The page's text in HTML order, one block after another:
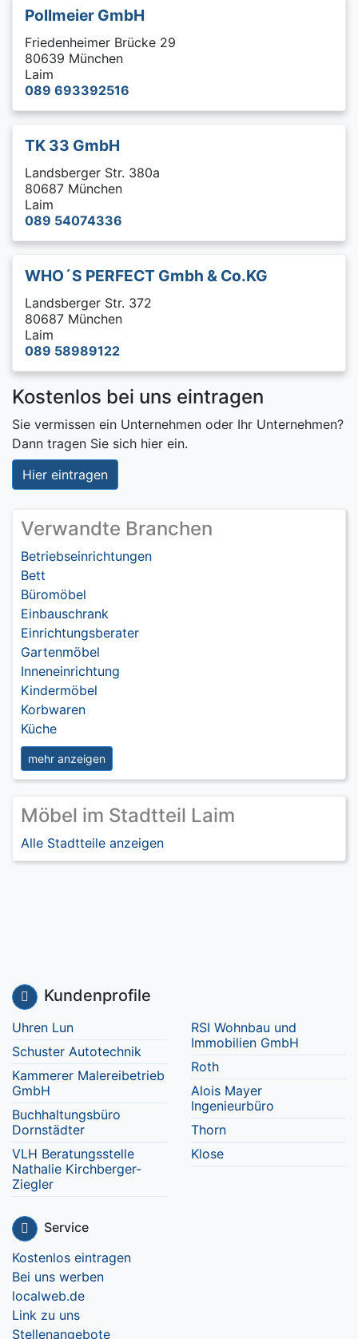
Pollmeier GmbH
Friedenheimer Brücke 29
80639 München
Laim
089 693392516
TK 33 GmbH
Landsberger Str. 380a
80687 München
Laim
089 54074336
WHO´S PERFECT Gmbh & Co.KG
Landsberger Str. 372
80687 München
Laim
089 58989122
Kostenlos bei uns eintragen
Sie vermissen ein Unternehmen oder Ihr Unternehmen?
Dann tragen Sie sich hier ein.
Hier eintragen
Verwandte Branchen
Betriebseinrichtungen
Bett
Büromöbel
Einbauschrank
Einrichtungsberater
Gartenmöbel
Inneneinrichtung
Kindermöbel
Korbwaren
Küche
mehr anzeigen
Möbel im Stadtteil Laim
Alle Stadtteile anzeigen
Kundenprofile
Uhren Lun
Schuster Autotechnik
Kammerer Malereibetrieb
GmbH
Buchhaltungsbüro
Dornstädter
VLH Beratungsstelle
Nathalie Kirchberger-
Ziegler
RSI Wohnbau und
Immobilien GmbH
Roth
Alois Mayer
Ingenieurbüro
Thorn
Klose
Service
Kostenlos eintragen
Bei uns werben
localweb.de
Link zu uns
Stellenangebote